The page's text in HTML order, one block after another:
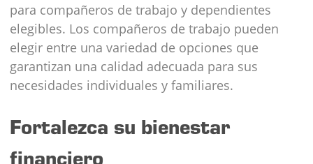
para compañeros de trabajo y dependientes
elegibles. Los compañeros de trabajo pueden
elegir entre una variedad de opciones que
garantizan una calidad adecuada para sus
necesidades individuales y familiares.
Fortalezca su bienestar
financiero